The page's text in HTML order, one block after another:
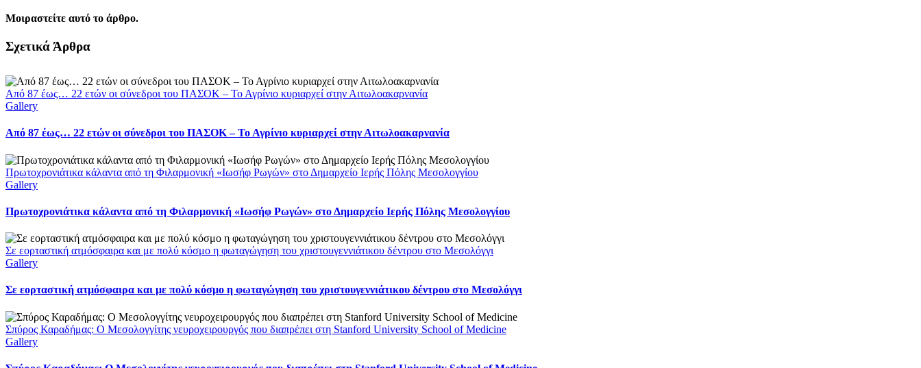
Μοιραστείτε αυτό το άρθρο.
Facebook
X
LinkedIn
WhatsApp
Email
Σχετικά Άρθρα
Από 87 έως… 22 ετών οι σύνεδροι του ΠΑΣΟΚ – Το Αγρίνιο κυριαρχεί στην Αιτωλοακαρνανία
Gallery
Από 87 έως… 22 ετών οι σύνεδροι του ΠΑΣΟΚ – Το Αγρίνιο κυριαρχεί στην Αιτωλοακαρνανία
Πρωτοχρονιάτικα κάλαντα από τη Φιλαρμονική «Ιωσήφ Ρωγών» στο Δημαρχείο Ιερής Πόλης Μεσολογγίου
Gallery
Πρωτοχρονιάτικα κάλαντα από τη Φιλαρμονική «Ιωσήφ Ρωγών» στο Δημαρχείο Ιερής Πόλης Μεσολογγίου
Σε εορταστική ατμόσφαιρα και με πολύ κόσμο η φωταγώγηση του χριστουγεννιάτικου δέντρου στο Μεσολόγγι
Gallery
Σε εορταστική ατμόσφαιρα και με πολύ κόσμο η φωταγώγηση του χριστουγεννιάτικου δέντρου στο Μεσολόγγι
Σπύρος Καραδήμας: Ο Μεσολογγίτης νευροχειρουργός που διαπρέπει στη Stanford University School of Medicine
Gallery